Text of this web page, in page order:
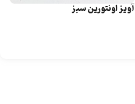
آویز اونتورین سبز